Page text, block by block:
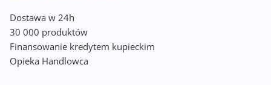
Dostawa w 24h
30 000 produktów
Finansowanie kredytem kupieckim
Opieka Handlowca